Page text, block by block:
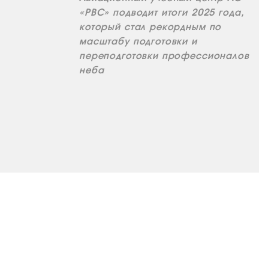
«РВС» подводит итоги 2025 года,
который стал рекордным по
масштабу подготовки и
переподготовки профессионалов
неба